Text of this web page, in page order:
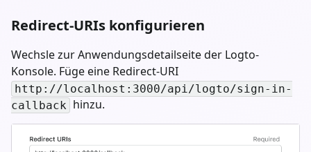
Redirect-URIs konfigurieren
Wechsle zur Anwendungsdetailseite der Logto-
Konsole. Füge eine Redirect-URI
http://localhost:3000/api/logto/sign-in-
callback hinzu.